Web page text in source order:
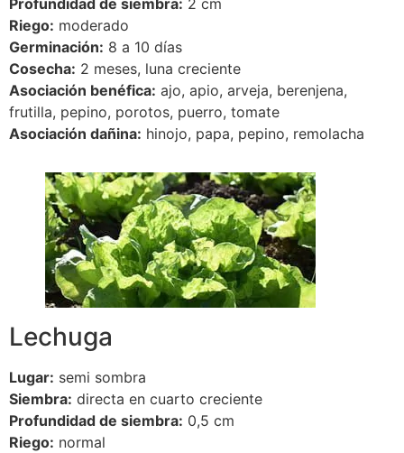
Profundidad de siembra: 2 cm
Riego: moderado
Germinación: 8 a 10 días
Cosecha: 2 meses, luna creciente
Asociación benéfica: ajo, apio, arveja, berenjena,
frutilla, pepino, porotos, puerro, tomate
Asociación dañina: hinojo, papa, pepino, remolacha
Lechuga
Lugar: semi sombra
Siembra: directa en cuarto creciente
Profundidad de siembra: 0,5 cm
Riego: normal